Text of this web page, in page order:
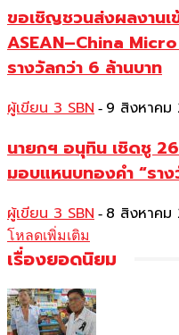
ขอเชิญชวนส่งผลงานเ
ASEAN–China
รางวัลกว่า 6 ล้านบาท
ผู้เขียน 3 SBN - 9 สิงหาคม
นายกฯ อนุทิน เชิดชู
มอบแหนบทองคำ “รา
ผู้เขียน 3 SBN - 8 สิงหาคม
โหลดเพิ่มเติม
เรื่องยอดนิยม